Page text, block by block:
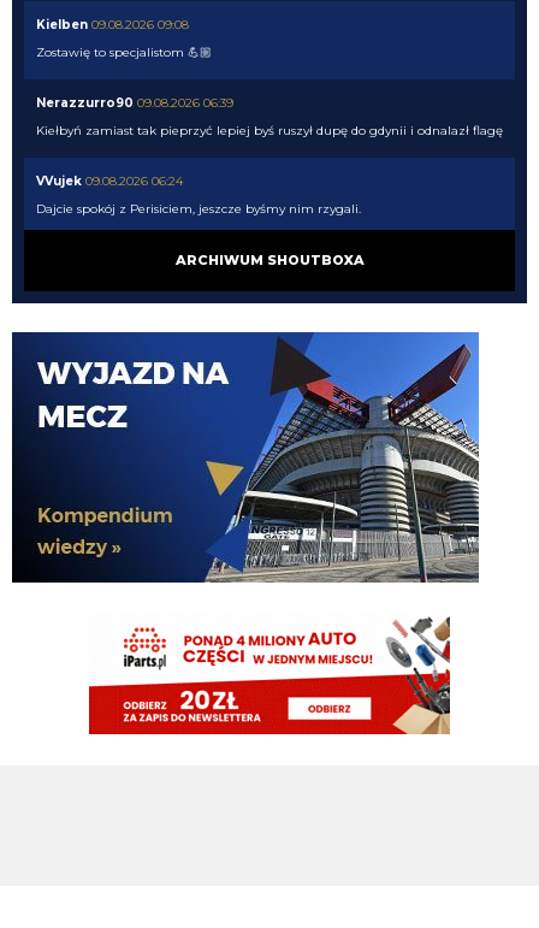
Kielben 09.08.2026 09:08
Zostawię to specjalistom 💪🏼
Nerazzurro90 09.08.2026 06:39
Kiełbyń zamiast tak pieprzyć lepiej byś ruszył dupę do gdynii i odnalazł flagę
VVujek 09.08.2026 06:24
Dajcie spokój z Perisiciem, jeszcze byśmy nim rzygali.
09.08.2026 01:00
pewnie PSV go nie puści jak im rogi robotę 😁
Kielben
09.08.2026 00:59
Swoje by jeszcze zrobił u nas 😉
Claudio
08.08.2026 22:00
37 latek najlepszy na boisku....
Claudio 08.08.2026 22:00
https://www.flashscore.pl/mecz/pilka-nozna/psv-M9UEHJWi/sittard-
YH8HX5iP/szczegoly/sklady/?mid=UHdsRvC7
08.08.2026 21:34
Chłop ma 37 lat jedyne co może urwać to nife albo ahillesa
ARCHIWUM SHOUTBOXA